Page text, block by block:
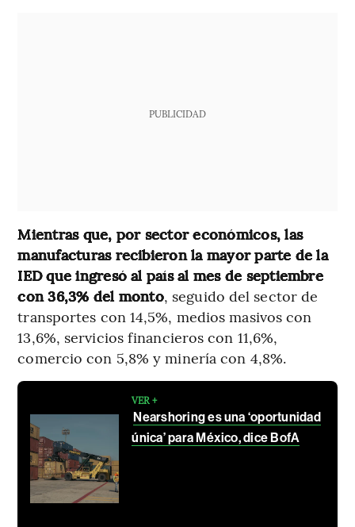
PUBLICIDAD
Mientras que, por sector económicos, las
manufacturas recibieron la mayor parte de la
IED que ingresó al país al mes de septiembre
con 36,3% del monto, seguido del sector de
transportes con 14,5%, medios masivos con
13,6%, servicios financieros con 11,6%,
comercio con 5,8% y minería con 4,8%.
VER +
Nearshoring es una ‘oportunidad
única’ para México, dice BofA